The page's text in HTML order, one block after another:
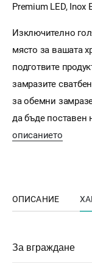
Premium LED, Inox
Изключително
място за вашата
подготвите
замразите
за обемни
да бъде поставен
описанието
ОПИСАНИЕ
За вграждане